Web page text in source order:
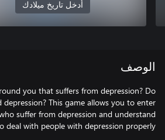
أدخل تاريخ ميلادك
الوصف
you that suffers from depression? Do
This game allows you to enter
suffer from depression and understand